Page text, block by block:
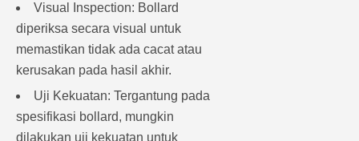
Visual Inspection: Bollard
diperiksa secara visual untuk
memastikan tidak ada cacat atau
kerusakan pada hasil akhir.
Uji Kekuatan: Tergantung pada
spesifikasi bollard, mungkin
dilakukan uji kekuatan untuk